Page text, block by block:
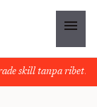
menu
skill tanpa ribet?